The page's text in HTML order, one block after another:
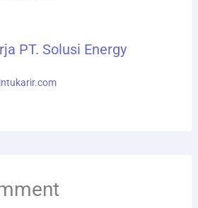
PT. Solusi Energy